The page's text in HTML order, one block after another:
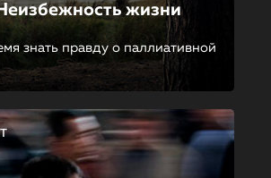
жизни
знать правду о паллиативной